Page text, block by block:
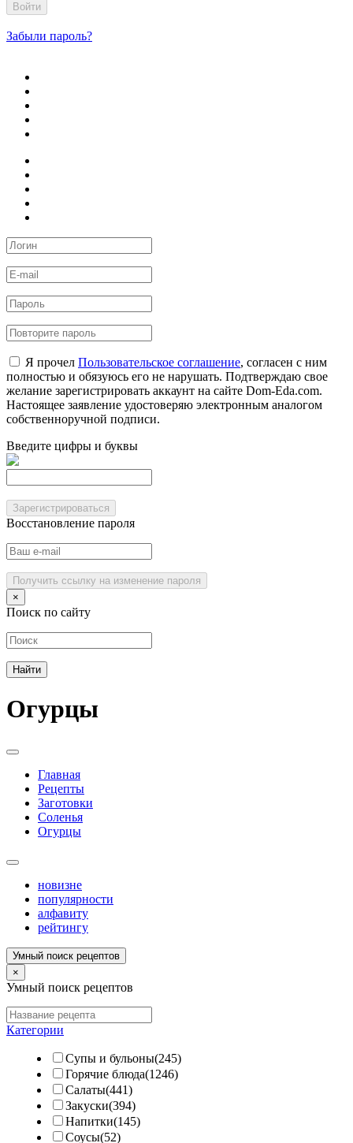
Войти
Забыли пароль?
Я прочел Пользовательское соглашение, согласен с ним
полностью и обязуюсь его не нарушать. Подтверждаю свое
желание зарегистрировать аккаунт на сайте Dom-Eda.com.
Настоящее заявление удостоверяю электронным аналогом
собственноручной подписи.
Введите цифры и буквы
Зарегистрироваться
Восстановление пароля
Получить ссылку на изменение пароля
×
Поиск по сайту
Огурцы
Главная
Рецепты
Заготовки
Соленья
Огурцы
новизне
популярности
алфавиту
рейтингу
Умный поиск рецептов
×
Умный поиск рецептов
Категории
Супы и бульоны(245)
Горячие блюда(1246)
Салаты(441)
Закуски(394)
Напитки(145)
Соусы(52)